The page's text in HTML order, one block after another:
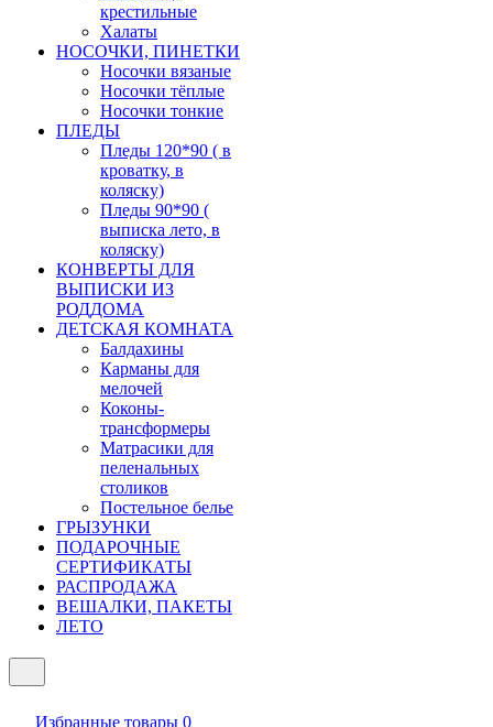
крестильные
Халаты
НОСОЧКИ, ПИНЕТКИ
Носочки вязаные
Носочки тёплые
Носочки тонкие
ПЛЕДЫ
Пледы 120*90 ( в
кроватку, в
коляску)
Пледы 90*90 (
выписка лето, в
коляску)
КОНВЕРТЫ ДЛЯ
ВЫПИСКИ ИЗ
РОДДОМА
ДЕТСКАЯ КОМНАТА
Балдахины
Карманы для
мелочей
Коконы-
трансформеры
Матрасики для
пеленальных
столиков
Постельное белье
ГРЫЗУНКИ
ПОДАРОЧНЫЕ
СЕРТИФИКАТЫ
РАСПРОДАЖА
ВЕШАЛКИ, ПАКЕТЫ
ЛЕТО
Избранные товары 0